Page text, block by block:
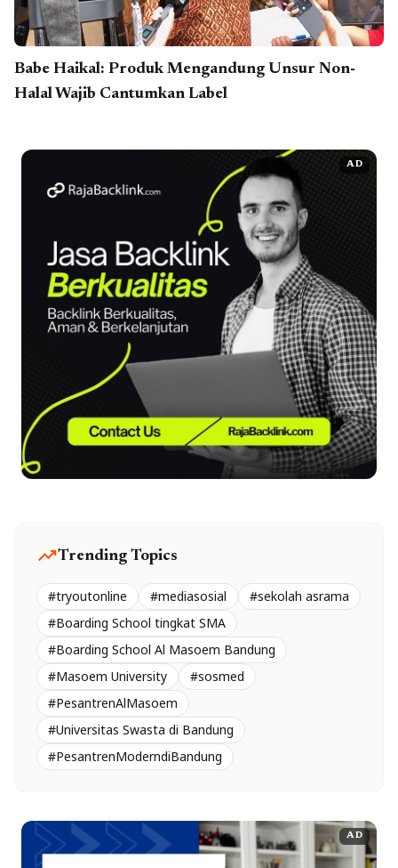
Babe Haikal: Produk Mengandung Unsur Non-
Halal Wajib Cantumkan Label
AD
trending_upTrending Topics
#tryoutonline #mediasosial
#sekolah asrama
#Boarding School tingkat SMA
#Boarding School Al Masoem Bandung
#Masoem University
#sosmed
#PesantrenAlMasoem
#Universitas Swasta di Bandung
#PesantrenModerndiBandung
AD